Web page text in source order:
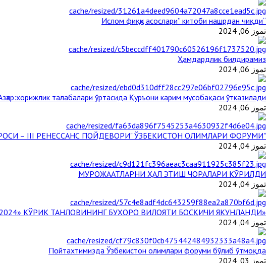
“Ислом фиқҳи асослари” китоби нашрдан чиқди
تموز 06, 2024
Ҳамдардлик билдирамиз
تموز 06, 2024
талабалари ўртасида Қуръони карим мусобақаси ўтказилади
تموز 06, 2024
"БУЮК АЖДОДЛАР МЕРОСИ – III РЕНЕССАНС ПОЙДЕВОРИ" ЎЗБЕКИСТОН ОЛИМЛАРИ ФОРУМИ
تموز 04, 2024
МУРОЖААТЛАРНИ ҲАЛ ЭТИШ ЧОРАЛАРИ КЎРИЛДИ
تموز 04, 2024
«ЙИЛ ИМОМИ – 2024» КЎРИК ТАНЛОВИНИНГ БУХОРО ВИЛОЯТИ БОСҚИЧИ ЯКУНЛАНДИ
تموز 04, 2024
Пойтахтимизда Ўзбекистон олимлари форуми бўлиб ўтмоқда
تموز 03, 2024